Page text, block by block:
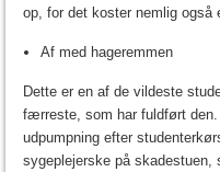
op, for det koster nemlig også
Af med hageremmen
Dette er en af de vildeste
færreste, som har fuldført
udpumpning efter
sygeplejerske på skadestuen,